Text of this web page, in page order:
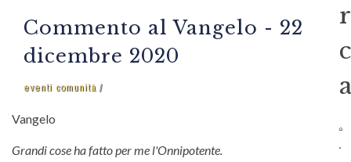
r
c
Commento al Vangelo - 22
dicembre 2020
eventi comunità
Vangelo
Grandi cose ha fatto per me l'Onnipotente.